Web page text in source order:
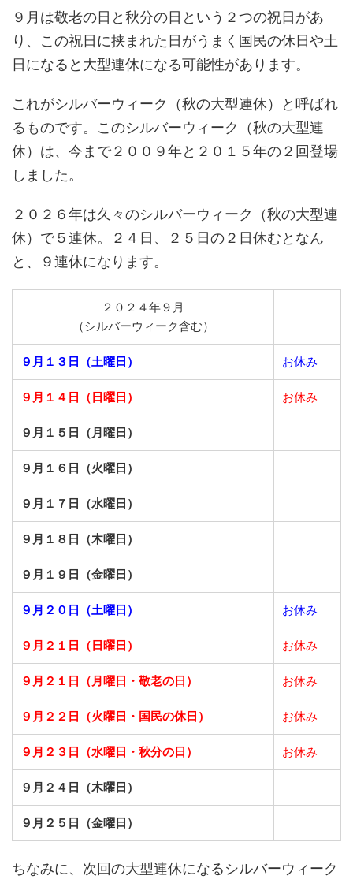
９月は敬老の日と秋分の日という２つの祝日があ
り、この祝日に挟まれた日がうまく国民の休日や土
日になると大型連休になる可能性があります。
これがシルバーウィーク（秋の大型連休）と呼ばれ
るものです。このシルバーウィーク（秋の大型連
休）は、今まで２００９年と２０１５年の２回登場
しました。
２０２６年は久々のシルバーウィーク（秋の大型連
休）で５連休。２４日、２５日の２日休むとなん
と、９連休になります。
２０２４年９月
（シルバーウィーク含む）
９月１３日（土曜日） お休み
９月１４日（日曜日） お休み
９月１５日（月曜日）
９月１６日（火曜日）
９月１７日（水曜日）
９月１８日（木曜日）
９月１９日（金曜日）
９月２０日（土曜日） お休み
９月２１日（日曜日） お休み
９月２１日（月曜日・敬老の日） お休み
９月２２日（火曜日・国民の休日） お休み
９月２３日（水曜日・秋分の日） お休み
９月２４日（木曜日）
９月２５日（金曜日）
ちなみに、次回の大型連休になるシルバーウィーク